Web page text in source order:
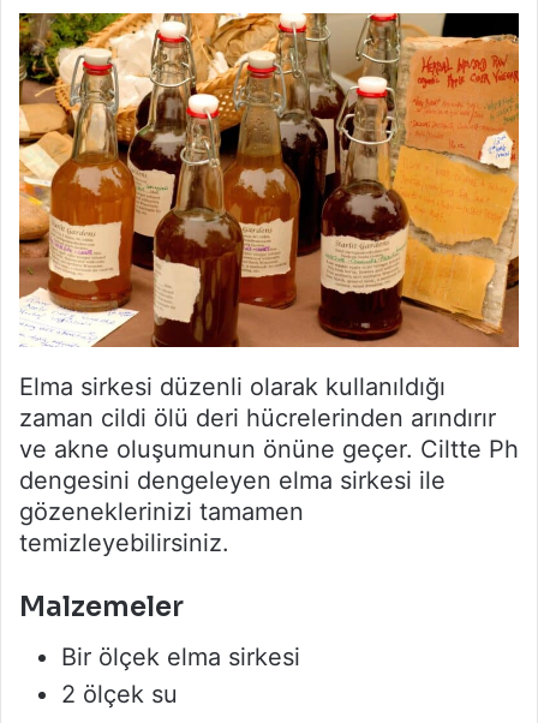
Elma sirkesi düzenli olarak kullanıldığı
zaman cildi ölü deri hücrelerinden arındırır
ve akne oluşumunun önüne geçer. Ciltte Ph
dengesini dengeleyen elma sirkesi ile
gözeneklerinizi tamamen
temizleyebilirsiniz.
Malzemeler
Bir ölçek elma sirkesi
2 ölçek su